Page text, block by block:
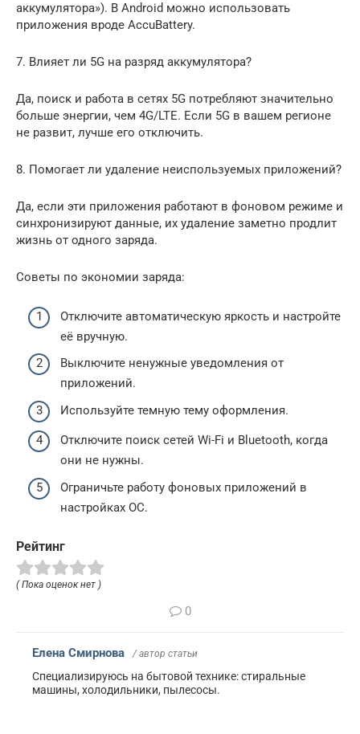
аккумулятора»). В Android можно использовать
приложения вроде AccuBattery.
7. Влияет ли 5G на разряд аккумулятора?
Да, поиск и работа в сетях 5G потребляют значительно
больше энергии, чем 4G/LTE. Если 5G в вашем регионе
не развит, лучше его отключить.
8. Помогает ли удаление неиспользуемых приложений?
Да, если эти приложения работают в фоновом режиме и
синхронизируют данные, их удаление заметно продлит
жизнь от одного заряда.
Советы по экономии заряда:
Отключите автоматическую яркость и настройте
её вручную.
Выключите ненужные уведомления от
приложений.
Используйте темную тему оформления.
Отключите поиск сетей Wi-Fi и Bluetooth, когда
они не нужны.
Ограничьте работу фоновых приложений в
настройках ОС.
Рейтинг
( Пока оценок нет )
0
Елена Смирнова / автор статьи
Специализируюсь на бытовой технике: стиральные
машины, холодильники, пылесосы.